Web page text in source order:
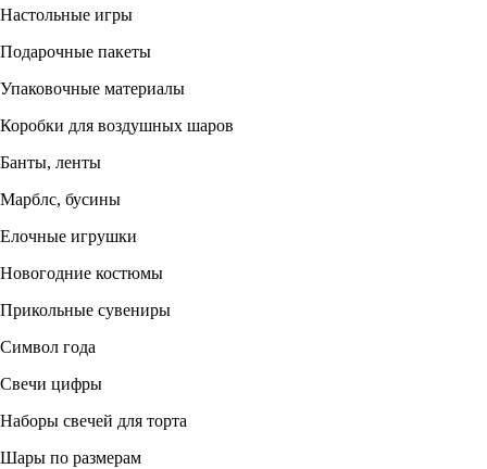
Настольные игры
Подарочные пакеты
Упаковочные материалы
Коробки для воздушных шаров
Банты, ленты
Марблс, бусины
Елочные игрушки
Новогодние костюмы
Прикольные сувениры
Символ года
Свечи цифры
Наборы свечей для торта
Шары по размерам